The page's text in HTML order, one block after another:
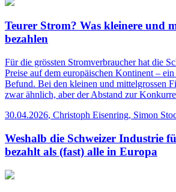
Teurer Strom? Was kleinere und
bezahlen
Für die grössten Stromverbraucher hat die
Preise auf dem europäischen Kontinent – ein
Befund. Bei den kleinen und mittelgrossen
zwar ähnlich, aber der Abstand zur
30.04.2026, Christoph Eisenring, Simon
Weshalb die Schweizer Industrie
bezahlt als (fast) alle in Europa